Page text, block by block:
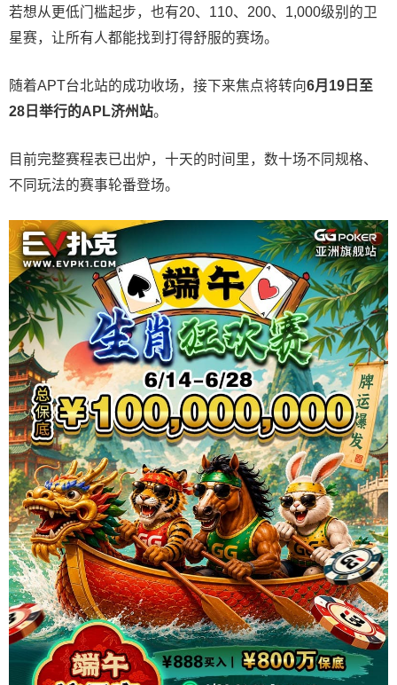
若想从更低门槛起步，也有20、110、200、1,000级别的卫
星赛，让所有人都能找到打得舒服的赛场。
随着APT台北站的成功收场，接下来焦点将转向6月 19 日至
28 日举行的APL济州站。
目前完整赛程表已出炉，十天的时间里，数十场不同规格、
不同玩法的赛事轮番登场。